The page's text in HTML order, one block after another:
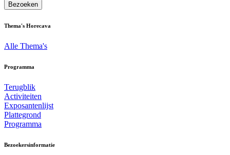
Bezoeken
Thema's Horecava
Alle Thema's
Programma
Terugblik
Activiteiten
Exposantenlijst
Plattegrond
Programma
Bezoekersinformatie